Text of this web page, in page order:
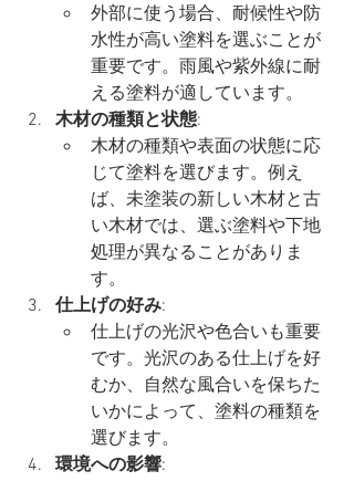
外部に使う場合、耐候性や防
水性が高い塗料を選ぶことが
重要です。雨風や紫外線に耐
える塗料が適しています。
木材の種類と状態:
木材の種類や表面の状態に応
じて塗料を選びます。例え
ば、未塗装の新しい木材と古
い木材では、選ぶ塗料や下地
処理が異なることがありま
す。
仕上げの好み:
仕上げの光沢や色合いも重要
です。光沢のある仕上げを好
むか、自然な風合いを保ちた
いかによって、塗料の種類を
選びます。
環境への影響: